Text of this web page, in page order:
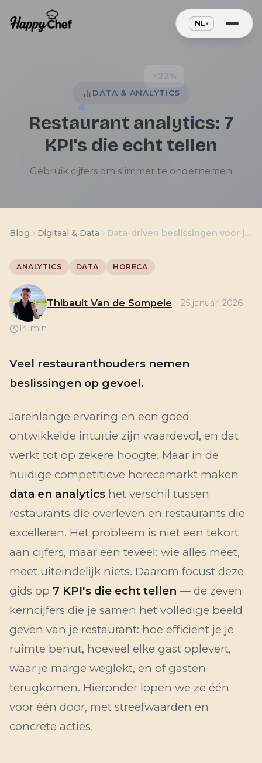
DATA & ANALYTICS
Restaurant analytics: 7
KPI's die echt tellen
Gebruik cijfers om slimmer te ondernemen
Blog Digitaal & Data Data-driven beslissingen voor je restaurant
ANALYTICS DATA HORECA
Thibault Van de Sompele 25 januari 2026
14 min
Veel restauranthouders nemen
beslissingen op gevoel.
Jarenlange ervaring en een goed
ontwikkelde intuïtie zijn waardevol, en dat
werkt tot op zekere hoogte. Maar in de
huidige competitieve horecamarkt maken
data en analytics het verschil tussen
restaurants die overleven en restaurants die
excelleren. Het probleem is niet een tekort
aan cijfers, maar een teveel: wie alles meet,
meet uiteindelijk niets. Daarom focust deze
gids op 7 KPI's die echt tellen — de zeven
kerncijfers die je samen het volledige beeld
geven van je restaurant: hoe efficiënt je je
ruimte benut, hoeveel elke gast oplevert,
waar je marge weglekt, en of gasten
terugkomen. Hieronder lopen we ze één
voor één door, met streefwaarden en
concrete acties.